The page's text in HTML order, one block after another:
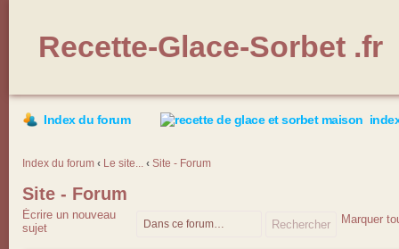
Recette-Glace-Sorbet .fr
Index du forum
Index du forum ‹ Le site... ‹ Site - Forum
Site - Forum
Écrire un nouveau
sujet
Marquer